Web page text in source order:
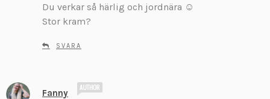
Du verkar så härlig och jordnära ☺
Stor kram?
SVARA
Fanny